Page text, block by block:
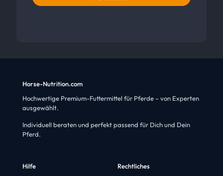
Horse-Nutrition.com
Hochwertige Premium-Futtermittel für Pferde – von Experten
ausgewählt.
Individuell beraten und perfekt passend für Dich und Dein
Pferd.
Hilfe Rechtliches